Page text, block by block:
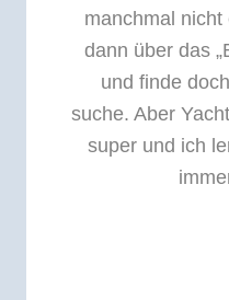
manchmal
dann über das
und finde
suche. Aber
super und ich